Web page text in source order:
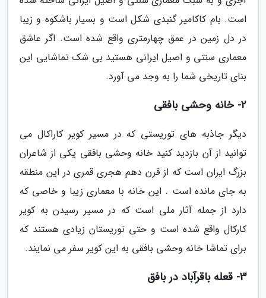
است. بام کاکامیر گنبدی شکل است و بسیار باشکوه و زیبا
در دل زمین در عمق چهارمتری واقع شده است. اگر عاشق
معماری سنتی و اصیل ایرانی هستید بی شک تماشایی این
بنای تاریخی شما را به وجد می آورد.
2- خانه وحشی بافقی
دیگر جاذبه های توریستی که در مسیر کویر کاراکال می
توانید از آن بازدید کنید خانه وحشی بافقی یکی از شاعران
بزرگ ایران است که از قرن دهم هجری قمری در این منطقه
به جای مانده است . این خانه با معماری زیبا و خاصی که
دارد از جمله آثار ملی است که در مسیر رسیدن به کویر
کارکال واقع شده است و حتی توریستان زیادی هستند که
برای تماشا خانه وحشی بافقی به این کویر سفر می نمایند.
3- قعله باقرآباد در بافق